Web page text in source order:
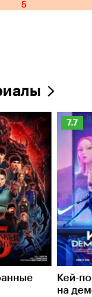
5
7.7
Кей-
на